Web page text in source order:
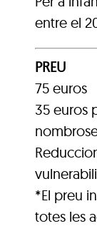
entre el
PREU
75 euros
35 euros
*El preu
totes les